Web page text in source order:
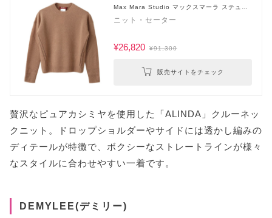
Max Mara Studio マックスマーラ ステュデ
ニット・セーター
¥26,820 ¥91,300
販売サイトをチェック
贅沢なピュアカシミヤを使用した「ALINDA」クルーネッ
クニット。ドロップショルダーやサイドには透かし編みの
ディテールが特徴で、ボクシーなストレートラインが様々
なスタイルに合わせやすい一着です。
DEMYLEE(デミリー)